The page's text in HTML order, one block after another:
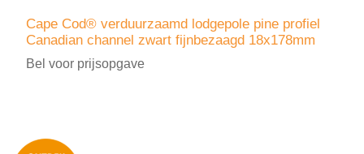
Cape Cod® verduurzaamd lodgepole pine profiel
Canadian channel zwart fijnbezaagd 18x178mm
Bel voor prijsopgave